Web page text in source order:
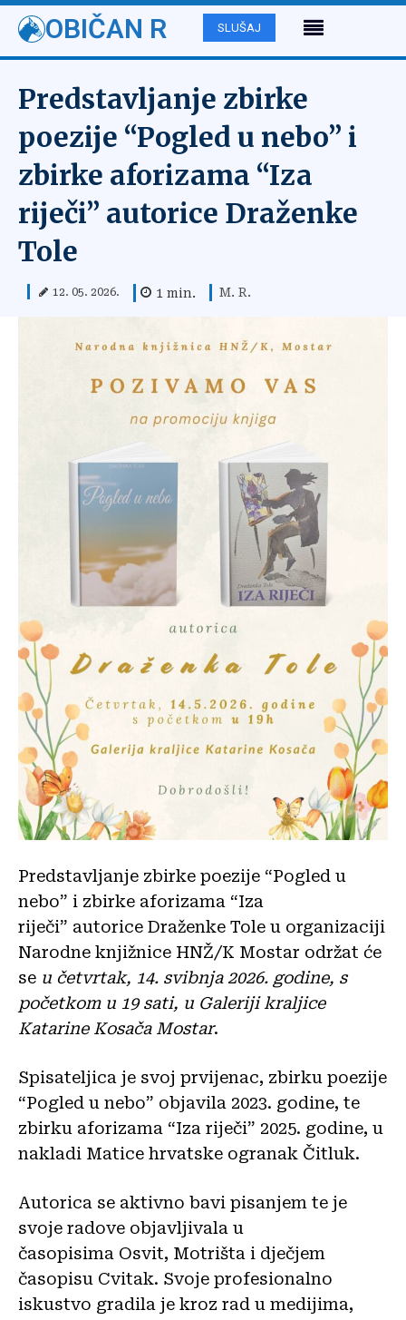
OBIČAN R SLUŠAJ
Predstavljanje zbirke
poezije “Pogled u nebo” i
zbirke aforizama “Iza
riječi” autorice Draženke
Tole
12. 05. 2026. 1 min. M. R.
Predstavljanje zbirke poezije “Pogled u
nebo” i zbirke aforizama “Iza
riječi” autorice Draženke Tole u organizaciji
Narodne knjižnice HNŽ/K Mostar održat će
se u četvrtak, 14. svibnja 2026. godine, s
početkom u 19 sati, u Galeriji kraljice
Katarine Kosača Mostar.
Spisateljica je svoj prvijenac, zbirku poezije
“Pogled u nebo” objavila 2023. godine, te
zbirku aforizama “Iza riječi” 2025. godine, u
nakladi Matice hrvatske ogranak Čitluk.
Autorica se aktivno bavi pisanjem te je
svoje radove objavljivala u
časopisima Osvit, Motrišta i dječjem
časopisu Cvitak. Svoje profesionalno
iskustvo gradila je kroz rad u medijima,